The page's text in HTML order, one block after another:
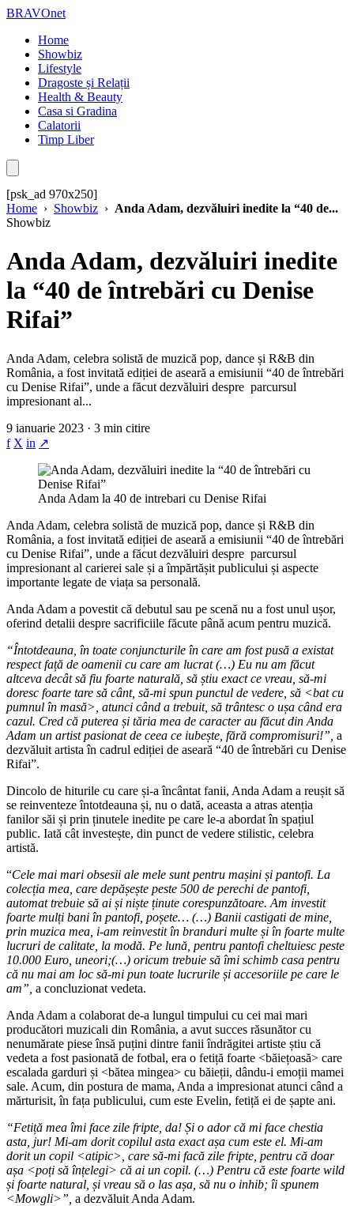
BRAVOnet
Home
Showbiz
Lifestyle
Dragoste și Relații
Health & Beauty
Casa si Gradina
Calatorii
Timp Liber
[psk_ad 970x250]
Home › Showbiz › Anda Adam, dezvăluiri inedite la “40 de...
Showbiz
Anda Adam, dezvăluiri inedite
la “40 de întrebări cu Denise
Rifai”
Anda Adam, celebra solistă de muzică pop, dance și R&B din
România, a fost invitată ediției de aseară a emisiunii “40 de întrebări
cu Denise Rifai”, unde a făcut dezvăluiri despre parcursul
impresionant al...
9 ianuarie 2023 · 3 min citire
f X in ↗
Anda Adam la 40 de intrebari cu Denise Rifai
Anda Adam, celebra solistă de muzică pop, dance și R&B din
România, a fost invitată ediției de aseară a emisiunii “40 de întrebări
cu Denise Rifai”, unde a făcut dezvăluiri despre parcursul
impresionant al carierei sale și a împărtășit publicului și aspecte
importante legate de viața sa personală.
Anda Adam a povestit că debutul sau pe scenă nu a fost unul ușor,
oferind detalii despre sacrificiile făcute până acum pentru muzică.
“Întotdeauna, în toate conjuncturile în care am fost pusă a existat
respect față de oamenii cu care am lucrat (…) Eu nu am făcut
altceva decât să fiu foarte naturală, să știu exact ce vreau, să-mi
doresc foarte tare să cânt, să-mi spun punctul de vedere, să <bat cu
pumnul în masă>, atunci când a trebuit, să trântesc o ușa când era
cazul. Cred că puterea și tăria mea de caracter au făcut din Anda
Adam un artist pasionat de ceea ce iubește, fără compromisuri!”, a
dezvăluit artista în cadrul ediției de aseară “40 de întrebări cu Denise
Rifai”.
Dincolo de hiturile cu care și-a încântat fanii, Anda Adam a reușit să
se reinventeze întotdeauna și, nu o dată, aceasta a atras atenția
fanilor săi și prin ținutele inedite pe care le-a abordat în spațiul
public. Iată cât investește, din punct de vedere stilistic, celebra
artistă.
“Cele mai mari obsesii ale mele sunt pentru mașini și pantofi. La
colecția mea, care depășește peste 500 de perechi de pantofi,
automat trebuie să ai și niște ținute corespunzătoare. Am investit
foarte mulți bani în pantofi, poșete… (…) Banii castigati de mine,
prin muzica mea, i-am reinvestit în branduri multe și în foarte multe
lucruri de calitate, la modă. Pe lună, pentru pantofi cheltuiesc peste
10.000 Euro, uneori;(…) oricum trebuie să îmi schimb casa pentru
că nu mai am loc să-mi pun toate lucrurile și accesoriile pe care le
am”, a concluzionat vedeta.
Anda Adam a colaborat de-a lungul timpului cu cei mai mari
producători muzicali din România, a avut succes răsunător cu
nenumărate piese însă puțini dintre fanii îndrăgitei artiste știu că
vedeta a fost pasionată de fotbal, era o fetiță foarte <băiețoasă> care
escalada garduri și <bătea mingea> cu băieții, dându-i emoții mamei
sale. Acum, din postura de mama, Anda a impresionat atunci când a
mărturisit, în fața publicului, cum este Evelin, fetiță ei de șapte ani.
“Fetiță mea îmi face zile fripte, da! Și o ador că mi face chestia
asta, jur! Mi-am dorit copilul asta exact așa cum este el. Mi-am
dorit un copil <atipic>, care să-mi facă zile fripte, pentru că doar
așa <poți să înțelegi> că ai un copil. (…) Pentru că este foarte wild
și foarte natural, și vreau să o las așa, să nu o inhib; îi spunem
<Mowgli>”, a dezvăluit Anda Adam.